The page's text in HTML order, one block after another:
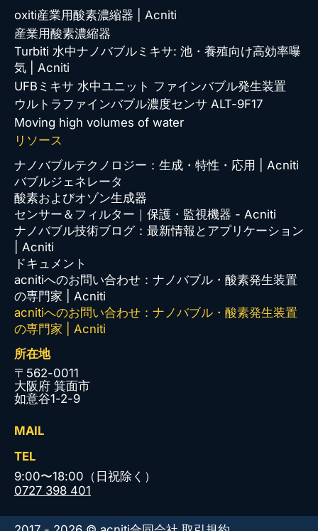
oxiti産業用酸素濃縮器 | Acniti
産業用酸素濃縮器
Turbiti 水中ナノバブルミキサ: 池・養殖向け高効率曝
気 | Acniti
UFBミキサ 水中ユニット ファインバブル発生装置
ウルトラファインバブル濃度センサ ALT-9F17
Moving high volumes of water
リソース
ナノバブルテクノロジー：生成・特性・応用 | Acniti
バブルジェネレータ
酸素およびオゾン生成器
センサー＆フィルター｜保護・監視機器 - Acniti
ナノバブル技術ブログ：最新情報とアプリケーション
| Acniti
ドキュメント
acnitiへのお問い合わせ：ナノバブル・酸素発生装置
の専門家 | Acniti
acnitiへのお問い合わせ：ナノバブル・酸素発生装置
の専門家 | Acniti
所在地
〒562-0011
大阪府 箕面市
如意谷1-2-9
MAIL
TEL
9:00〜18:00（日祝除く）
0727 398 401